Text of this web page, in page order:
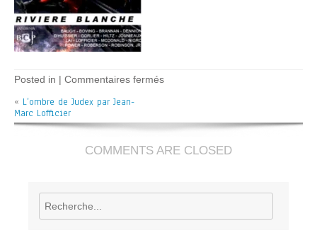
Posted in | Commentaires ferméssur
–
Lofficier
« L’ombre de Judex par Jean-
Marc Lofficier
COMMENTS ARE CLOSED
Rechercher